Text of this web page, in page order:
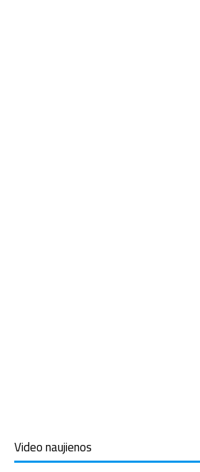
Video naujienos